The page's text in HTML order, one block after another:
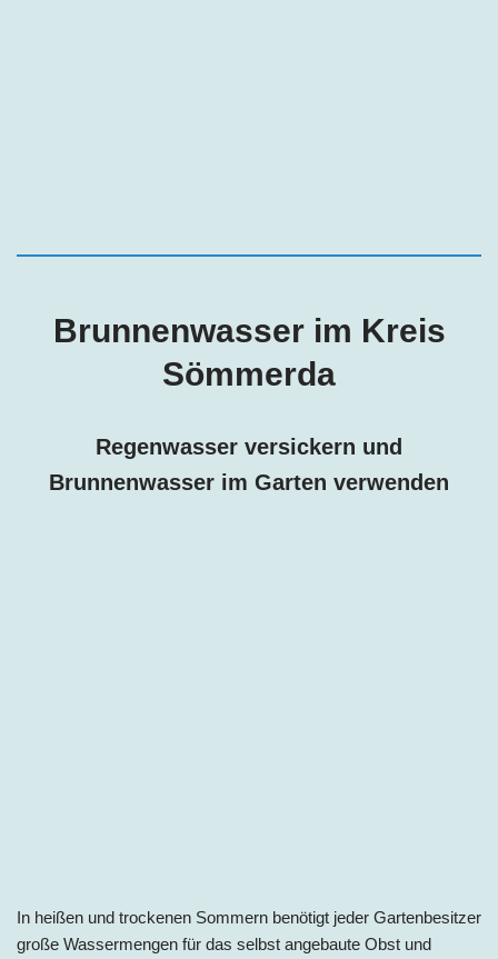
Brunnenwasser im Kreis
Sömmerda
Regenwasser versickern und
Brunnenwasser im Garten verwenden
In heißen und trockenen Sommern benötigt jeder Gartenbesitzer
große Wassermengen für das selbst angebaute Obst und